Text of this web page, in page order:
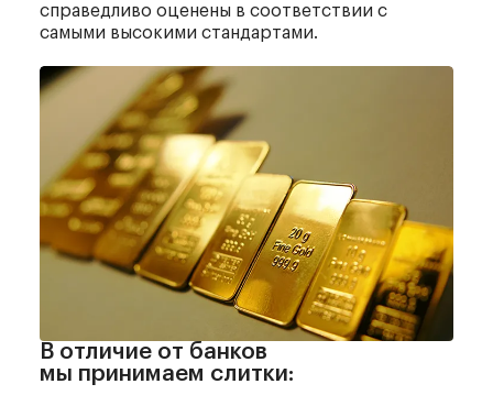
справедливо оценены в соответствии с
самыми высокими стандартами.
В отличие от банков
мы принимаем слитки: